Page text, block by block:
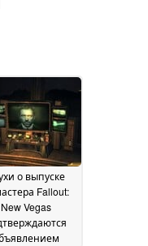
о выпуске
Fallout:
New Vegas